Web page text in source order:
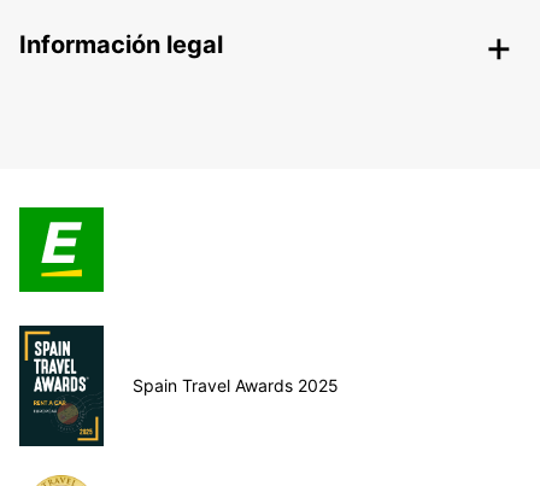
Información legal
Spain Travel Awards 2025